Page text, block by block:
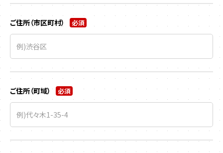
ご住所（市区町村） 必須
ご住所（町域） 必須